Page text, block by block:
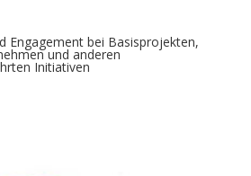
Engagement bei Basisprojekten,
und anderen
Initiativen